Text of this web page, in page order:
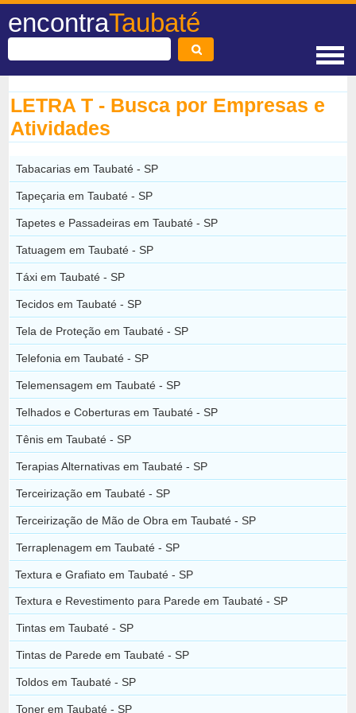
encontraTaubaté
LETRA T - Busca por Empresas e
Atividades
Tabacarias em Taubaté - SP
Tapeçaria em Taubaté - SP
Tapetes e Passadeiras em Taubaté - SP
Tatuagem em Taubaté - SP
Táxi em Taubaté - SP
Tecidos em Taubaté - SP
Tela de Proteção em Taubaté - SP
Telefonia em Taubaté - SP
Telemensagem em Taubaté - SP
Telhados e Coberturas em Taubaté - SP
Tênis em Taubaté - SP
Terapias Alternativas em Taubaté - SP
Terceirização em Taubaté - SP
Terceirização de Mão de Obra em Taubaté - SP
Terraplenagem em Taubaté - SP
Textura e Grafiato em Taubaté - SP
Textura e Revestimento para Parede em Taubaté - SP
Tintas em Taubaté - SP
Tintas de Parede em Taubaté - SP
Toldos em Taubaté - SP
Toner em Taubaté - SP